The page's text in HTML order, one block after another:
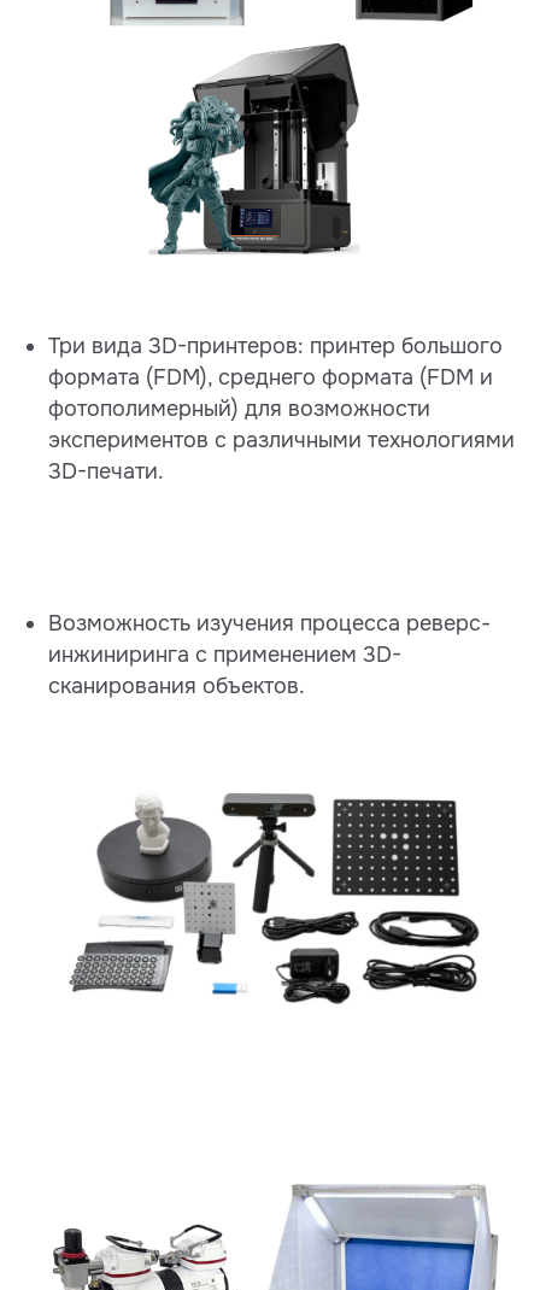
Три вида 3D-принтеров: принтер большого
формата (FDM), среднего формата (FDM и
фотополимерный) для возможности
экспериментов с различными технологиями
3D-печати.
Возможность изучения процесса реверс-
инжиниринга с применением 3D-
сканирования объектов.